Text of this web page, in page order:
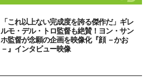
「これ以上ない完成度を誇る傑作だ」ギレ
ルモ・デル・トロ監督も絶賛！ヨン・サン
ホ監督が念願の企画を映像化『顔 －かお
－』インタビュー映像